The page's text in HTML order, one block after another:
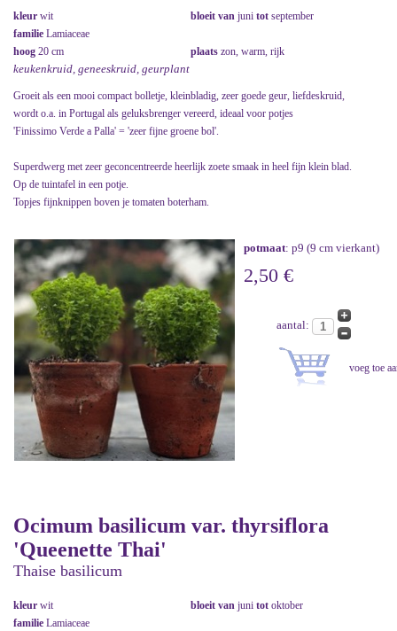
kleur wit bloeit van juni tot september
familie Lamiaceae
hoog 20 cm plaats zon, warm, rijk
keukenkruid, geneeskruid, geurplant
Groeit als een mooi compact bolletje, kleinbladig, zeer goede geur, liefdeskruid,
wordt o.a. in Portugal als geluksbrenger vereerd, ideaal voor potjes
'Finissimo Verde a Palla' = 'zeer fijne groene bol'.
Superdwerg met zeer geconcentreerde heerlijk zoete smaak in heel fijn klein blad.
Op de tuintafel in een potje.
Topjes fijnknippen boven je tomaten boterham.
potmaat: p9 (9 cm vierkant)
2,50 €
aantal:
Ocimum basilicum var. thyrsiflora
'Queenette Thai'
Thaise basilicum
kleur wit bloeit van juni tot oktober
familie Lamiaceae